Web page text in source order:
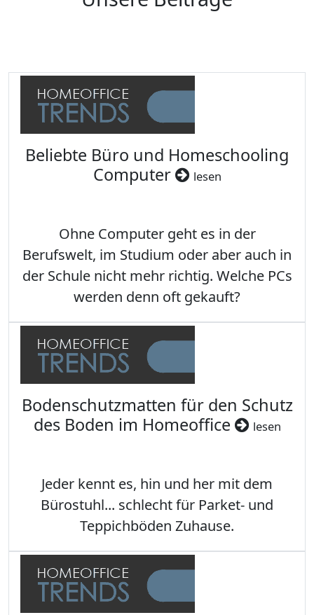
Beliebte Büro und Homeschooling
Computer
lesen
Ohne Computer geht es in der
Berufswelt, im Studium oder aber auch in
der Schule nicht mehr richtig. Welche PCs
werden denn oft gekauft?
Bodenschutzmatten für den Schutz
des Boden im Homeoffice
lesen
Jeder kennt es, hin und her mit dem
Bürostuhl... schlecht für Parket- und
Teppichböden Zuhause.